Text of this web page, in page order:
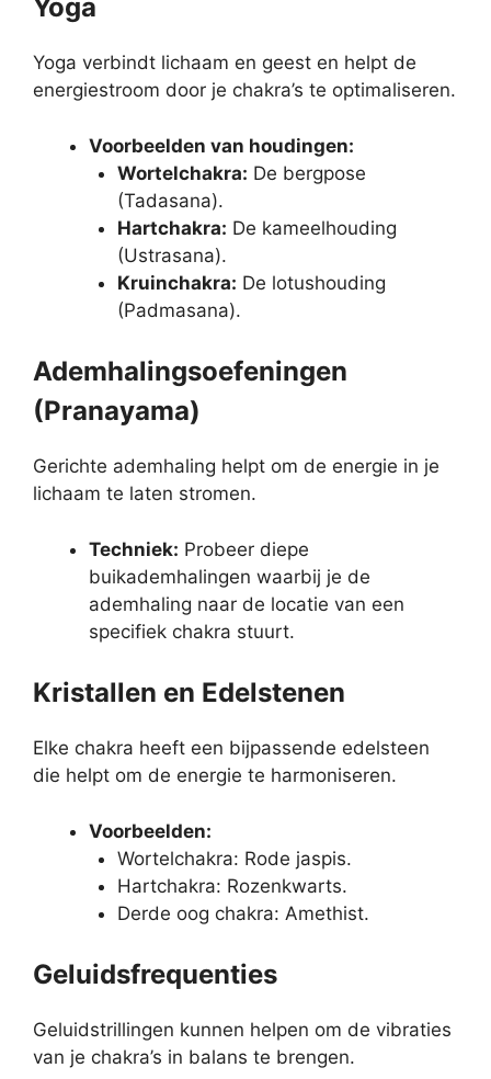
Yoga
Yoga verbindt lichaam en geest en helpt de
energiestroom door je chakra’s te optimaliseren.
Voorbeelden van houdingen:
Wortelchakra: De bergpose
(Tadasana).
Hartchakra: De kameelhouding
(Ustrasana).
Kruinchakra: De lotushouding
(Padmasana).
Ademhalingsoefeningen
(Pranayama)
Gerichte ademhaling helpt om de energie in je
lichaam te laten stromen.
Techniek: Probeer diepe
buikademhalingen waarbij je de
ademhaling naar de locatie van een
specifiek chakra stuurt.
Kristallen en Edelstenen
Elke chakra heeft een bijpassende edelsteen
die helpt om de energie te harmoniseren.
Voorbeelden:
Wortelchakra: Rode jaspis.
Hartchakra: Rozenkwarts.
Derde oog chakra: Amethist.
Geluidsfrequenties
Geluidstrillingen kunnen helpen om de vibraties
van je chakra’s in balans te brengen.